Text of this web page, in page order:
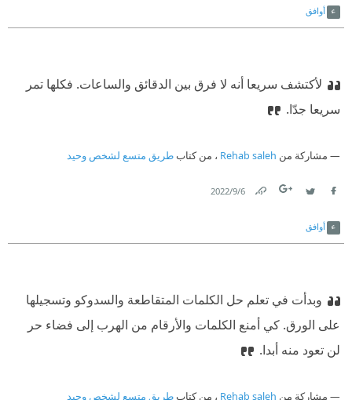
أوافق
لأكتشف سريعا أنه لا فرق بين الدقائق والساعات. فكلها تمر
سريعا جدّا.
مشاركة من Rehab saleh ، من كتابطريق متسع لشخص وحيد
6‏/9‏/2022
أوافق
وبدأت في تعلم حل الكلمات المتقاطعة والسدوكو وتسجيلها
على الورق. كي أمنع الكلمات والأرقام من الهرب إلى فضاء حر
لن تعود منه أبدا.
مشاركة من Rehab saleh ، من كتابطريق متسع لشخص وحيد